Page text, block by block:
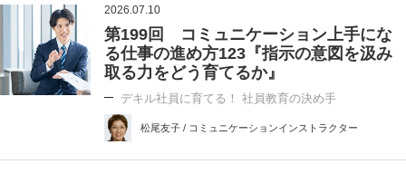
2026.07.10
第199回 コミュニケーション上手にな
る仕事の進め方123『指示の意図を汲み
取る力をどう育てるか』
デキル社員に育てる！ 社員教育の決め手
松尾友子 / コミュニケーションインストラクター